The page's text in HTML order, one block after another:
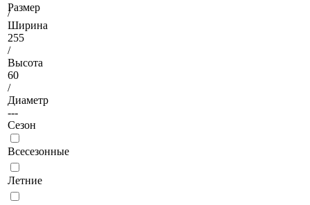
Размер
/
Ширина
255
/
Высота
60
/
Диаметр
---
Сезон
Всесезонные
Летние